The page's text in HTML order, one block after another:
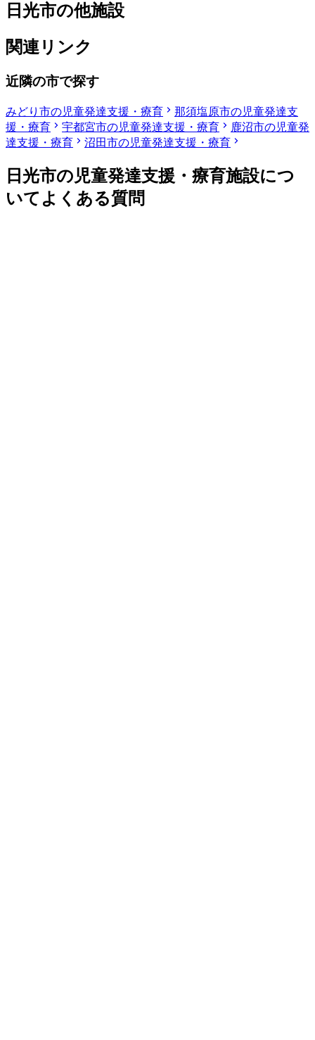
日光市の他施設
関連リンク
近隣の市で探す
みどり市の児童発達支援・療育
那須塩原市の児童発達支
援・療育
宇都宮市の児童発達支援・療育
鹿沼市の児童発
達支援・療育
沼田市の児童発達支援・療育
日光市の児童発達支援・療育施設につ
いてよくある質問